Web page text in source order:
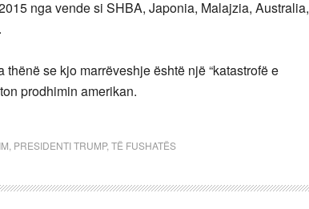
nga vende si SHBA, Japonia, Malajzia, Australia,
se kjo marrëveshje është një “katastrofë e
prodhimin amerikan.
PRESIDENTI TRUMP, TË FUSHATËS